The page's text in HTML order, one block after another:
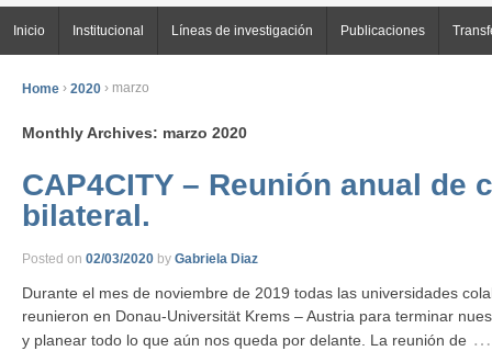
Inicio Institucional Líneas de investigación Publicaciones
Home › 2020 › marzo
Monthly Archives: marzo 2020
CAP4CITY – Reunión anual de
bilateral.
Posted on 02/03/2020 by Gabriela Diaz
Durante el mes de noviembre de 2019 todas las universidades
reunieron en Donau-Universität Krems – Austria para terminar
y planear todo lo que aún nos queda por delante. La reunión de …